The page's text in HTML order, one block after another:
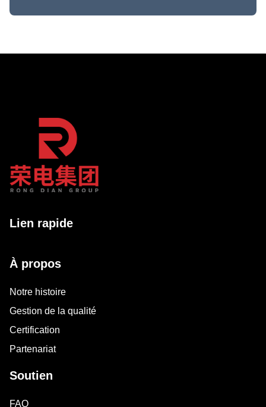
Lien rapide
À propos
Notre histoire
Gestion de la qualité
Certification
Partenariat
Soutien
FAQ